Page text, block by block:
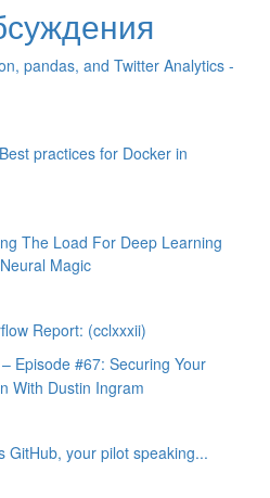
pandas, and Twitter Analytics -
practices for Docker in
The Load For Deep Learning
Magic
Report: (cclxxxii)
Episode #67: Securing Your
With Dustin Ingram
GitHub, your pilot speaking...